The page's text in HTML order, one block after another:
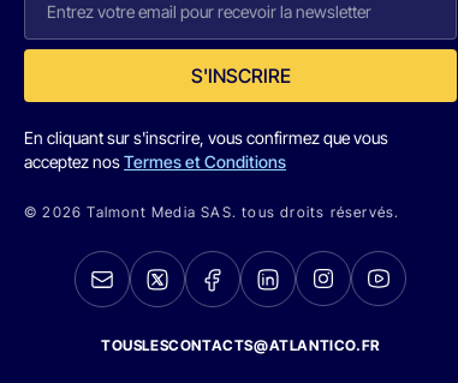
S'INSCRIRE
En cliquant sur s'inscrire, vous confirmez que vous
acceptez nosTermes et Conditions
© 2026 Talmont Media SAS. tous droits réservés.
TOUSLESCONTACTS@ATLANTICO.FR